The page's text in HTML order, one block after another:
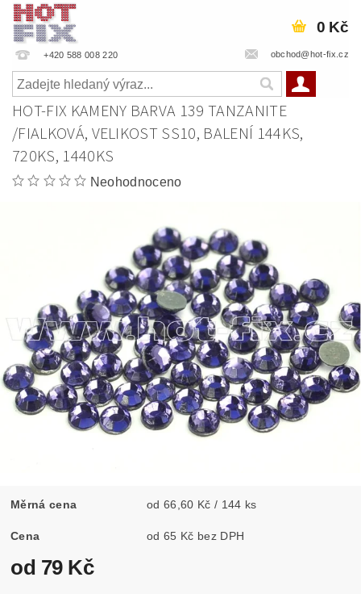
+420 588 008 220 obchod@hot-fix.cz
0 Kč
HOT-FIX KAMENY BARVA 139 TANZANITE
/FIALKOVÁ, VELIKOST SS10, BALENÍ 144KS,
720KS, 1440KS
Neohodnoceno
Měrná cena od 66,60 Kč / 144 ks
Cena od 65 Kč bez DPH
od 79 Kč